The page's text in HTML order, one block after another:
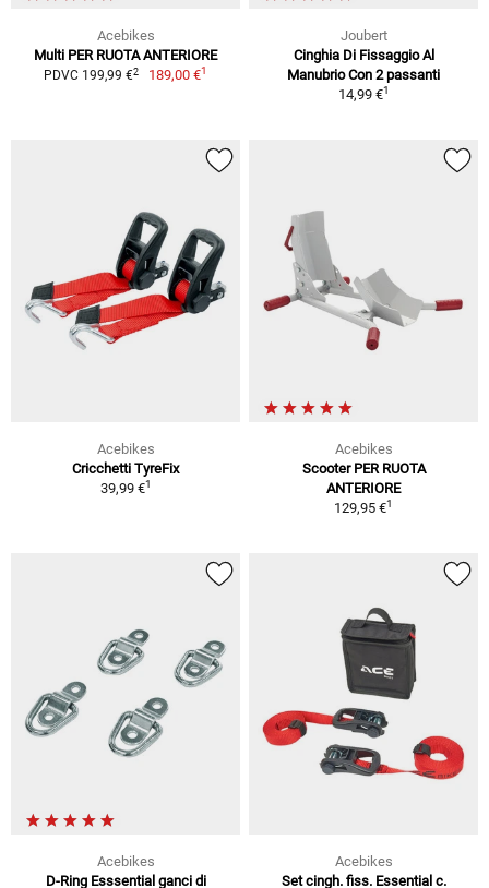
Acebikes
Multi PER RUOTA ANTERIORE
PDVC 199,99 €2 189,00 €1
Joubert
Cinghia Di Fissaggio Al
Manubrio Con 2 passanti
14,99 €1
Acebikes
Cricchetti TyreFix
39,99 €1
Acebikes
Scooter PER RUOTA
ANTERIORE
129,95 €1
Acebikes
D-Ring Esssential ganci di
Acebikes
Set cingh. fiss. Essential c.